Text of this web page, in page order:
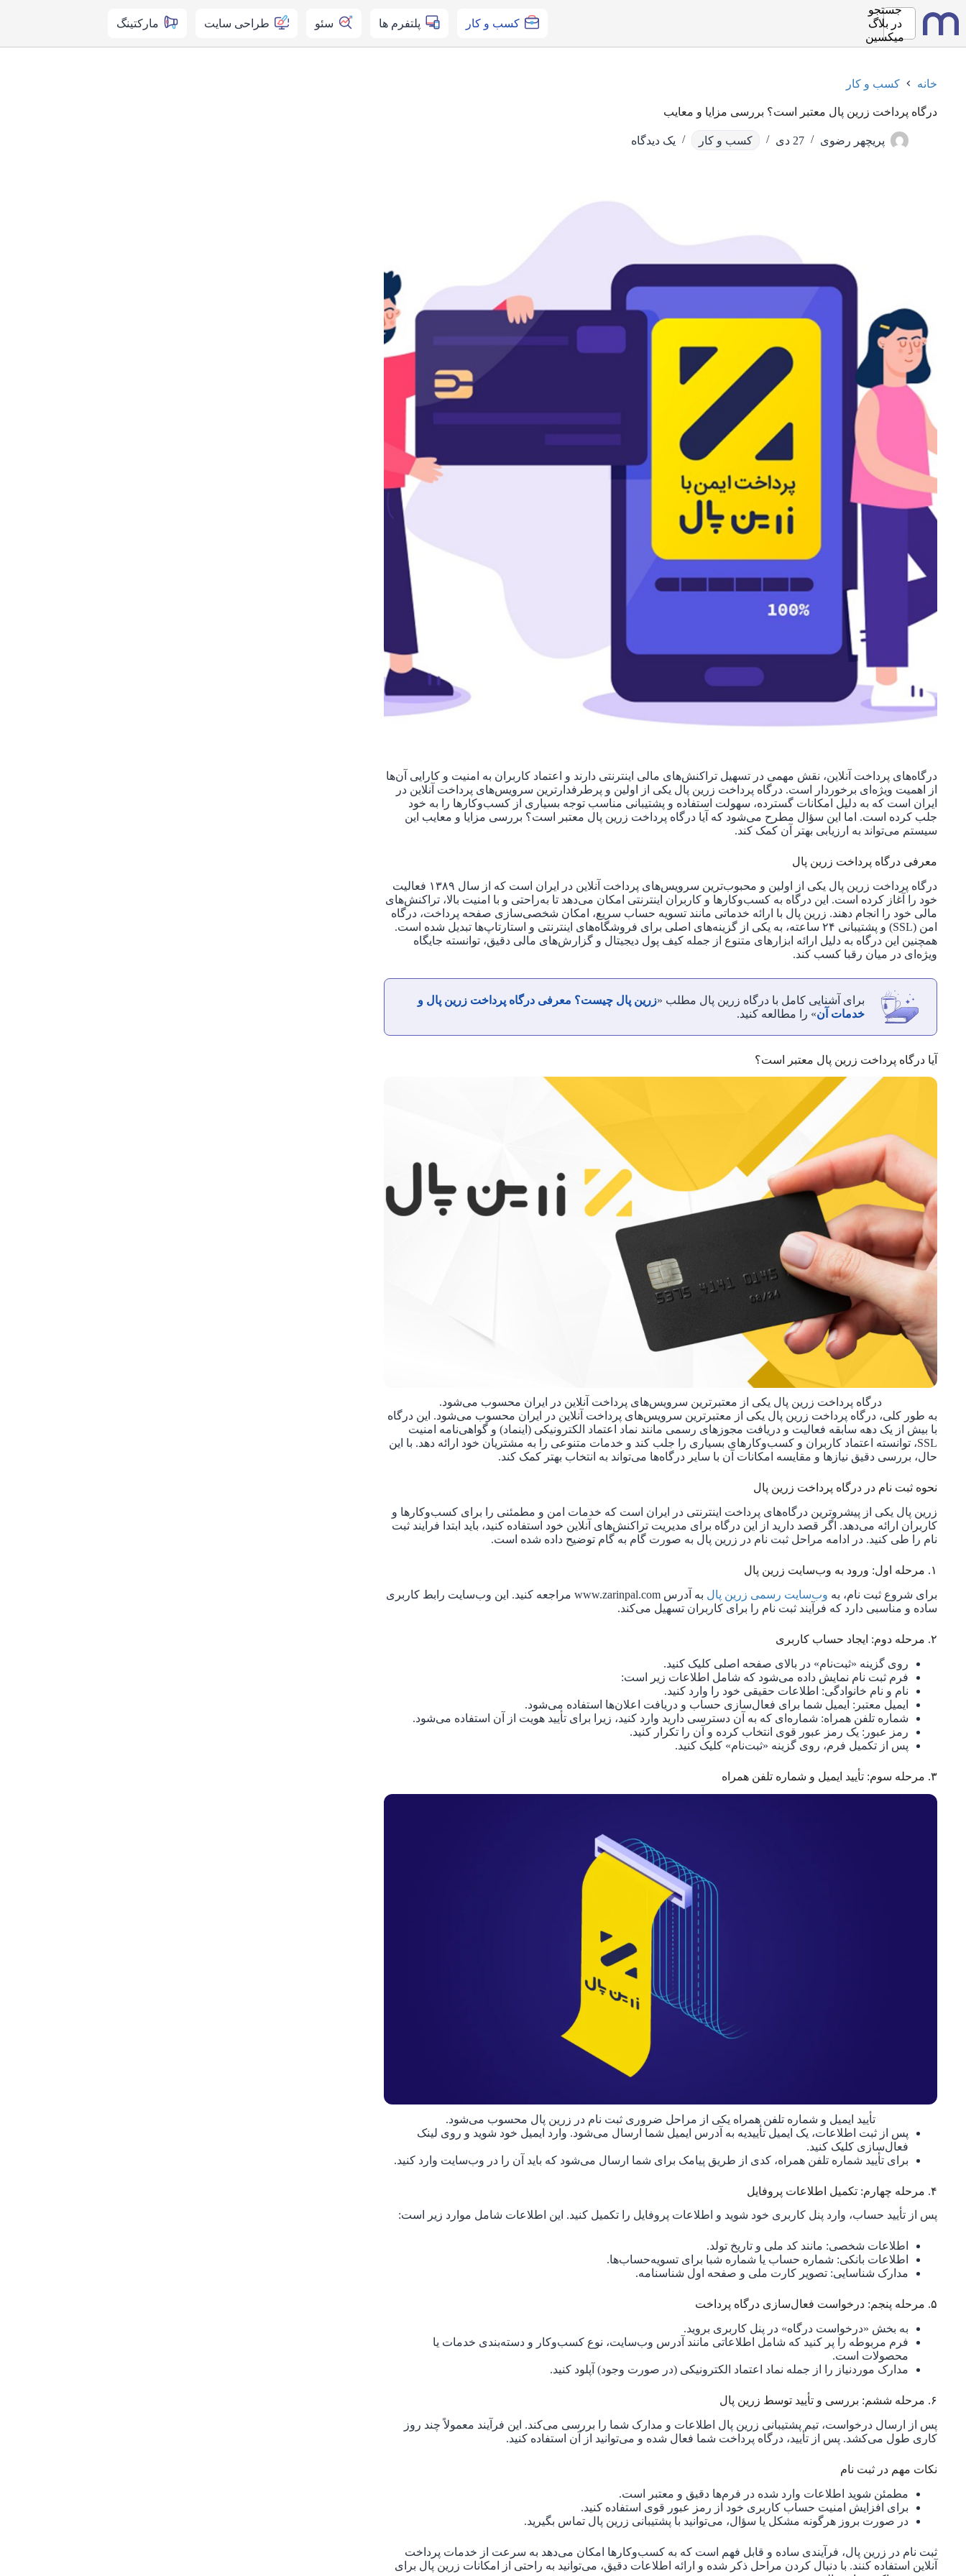
به
محتوا
جستجو
در بلاگ
میکسین
کسب و کار پلتفرم ها سئو طراحی سایت مارکتینگ
خانه کسب و کار
درگاه پرداخت زرین پال معتبر است؟ بررسی مزایا و معایب
پریچهر رضوی 27 دی کسب و کار یک دیدگاه
درگاه‌های پرداخت آنلاین، نقش مهمی در تسهیل تراکنش‌های مالی اینترنتی دارند و اعتماد کاربران به امنیت و کارایی آن‌ها
از اهمیت ویژه‌ای برخوردار است. درگاه پرداخت زرین پال یکی از اولین و پرطرفدارترین سرویس‌های پرداخت آنلاین در
ایران است که به دلیل امکانات گسترده، سهولت استفاده و پشتیبانی مناسب توجه بسیاری از کسب‌وکارها را به خود
جلب کرده است. اما این سؤال مطرح می‌شود که آیا درگاه پرداخت زرین پال معتبر است؟ بررسی مزایا و معایب این
سیستم می‌تواند به ارزیابی بهتر آن کمک کند.
معرفی درگاه پرداخت زرین پال
درگاه پرداخت زرین پال یکی از اولین و محبوب‌ترین سرویس‌های پرداخت آنلاین در ایران است که از سال ۱۳۸۹ فعالیت
خود را آغاز کرده است. این درگاه به کسب‌وکارها و کاربران اینترنتی امکان می‌دهد تا به‌راحتی و با امنیت بالا، تراکنش‌های
مالی خود را انجام دهند. زرین پال با ارائه خدماتی مانند تسویه حساب سریع، امکان شخصی‌سازی صفحه پرداخت، درگاه
امن (SSL) و پشتیبانی ۲۴ ساعته، به یکی از گزینه‌های اصلی برای فروشگاه‌های اینترنتی و استارتاپ‌ها تبدیل شده است.
همچنین این درگاه به دلیل ارائه ابزارهای متنوع از جمله کیف پول دیجیتال و گزارش‌های مالی دقیق، توانسته جایگاه
ویژه‌ای در میان رقبا کسب کند.
برای آشنایی کامل با درگاه زرین پال مطلب «زرین پال چیست؟ معرفی درگاه پرداخت زرین پال و
خدمات آن» را مطالعه کنید.
آیا درگاه پرداخت زرین پال معتبر است؟
درگاه پرداخت زرین پال یکی از معتبرترین سرویس‌های پرداخت آنلاین در ایران محسوب می‌شود.
به طور کلی، درگاه پرداخت زرین پال یکی از معتبرترین سرویس‌های پرداخت آنلاین در ایران محسوب می‌شود. این درگاه
با بیش از یک دهه سابقه فعالیت و دریافت مجوزهای رسمی مانند نماد اعتماد الکترونیکی (اینماد) و گواهی‌نامه امنیت
SSL، توانسته اعتماد کاربران و کسب‌وکارهای بسیاری را جلب کند و خدمات متنوعی را به مشتریان خود ارائه دهد. با این
حال، بررسی دقیق نیازها و مقایسه امکانات آن با سایر درگاه‌ها می‌تواند به انتخاب بهتر کمک کند.
نحوه ثبت نام در درگاه پرداخت زرین پال
زرین پال یکی از پیشروترین درگاه‌های پرداخت اینترنتی در ایران است که خدمات امن و مطمئنی را برای کسب‌وکارها و
کاربران ارائه می‌دهد. اگر قصد دارید از این درگاه برای مدیریت تراکنش‌های آنلاین خود استفاده کنید، باید ابتدا فرایند ثبت
نام را طی کنید. در ادامه مراحل ثبت نام در زرین پال به صورت گام به گام توضیح داده شده است.
۱. مرحله اول: ورود به وب‌سایت زرین پال
برای شروع ثبت نام، به وب‌سایت رسمی زرین پال
به آدرس www.zarinpal.com مراجعه کنید. این وب‌سایت رابط کاربری
ساده و مناسبی دارد که فرآیند ثبت نام را برای کاربران تسهیل می‌کند.
۲. مرحله دوم: ایجاد حساب کاربری
روی گزینه «ثبت‌نام» در بالای صفحه اصلی کلیک کنید.
فرم ثبت نام نمایش داده می‌شود که شامل اطلاعات زیر است:
نام و نام خانوادگی: اطلاعات حقیقی خود را وارد کنید.
ایمیل معتبر: ایمیل شما برای فعال‌سازی حساب و دریافت اعلان‌ها استفاده می‌شود.
شماره تلفن همراه: شماره‌ای که به آن دسترسی دارید وارد کنید، زیرا برای تأیید هویت از آن استفاده می‌شود.
رمز عبور: یک رمز عبور قوی انتخاب کرده و آن را تکرار کنید.
پس از تکمیل فرم، روی گزینه «ثبت‌نام» کلیک کنید.
۳. مرحله سوم: تأیید ایمیل و شماره تلفن همراه
تأیید ایمیل و شماره تلفن همراه یکی از مراحل ضروری ثبت نام در زرین پال محسوب می‌شود.
پس از ثبت اطلاعات، یک ایمیل تأییدیه به آدرس ایمیل شما ارسال می‌شود. وارد ایمیل خود شوید و روی لینک
فعال‌سازی کلیک کنید.
برای تأیید شماره تلفن همراه، کدی از طریق پیامک برای شما ارسال می‌شود که باید آن را در وب‌سایت وارد کنید.
۴. مرحله چهارم: تکمیل اطلاعات پروفایل
پس از تأیید حساب، وارد پنل کاربری خود شوید و اطلاعات پروفایل را تکمیل کنید. این اطلاعات شامل موارد زیر است:
اطلاعات شخصی: مانند کد ملی و تاریخ تولد.
اطلاعات بانکی: شماره حساب یا شماره شبا برای تسویه‌حساب‌ها.
مدارک شناسایی: تصویر کارت ملی و صفحه اول شناسنامه.
۵. مرحله پنجم: درخواست فعال‌سازی درگاه پرداخت
به بخش «درخواست درگاه» در پنل کاربری بروید.
فرم مربوطه را پر کنید که شامل اطلاعاتی مانند آدرس وب‌سایت، نوع کسب‌وکار و دسته‌بندی خدمات یا
محصولات است.
مدارک موردنیاز را از جمله نماد اعتماد الکترونیکی (در صورت وجود) آپلود کنید.
۶. مرحله ششم: بررسی و تأیید توسط زرین پال
پس از ارسال درخواست، تیم پشتیبانی زرین پال اطلاعات و مدارک شما را بررسی می‌کند. این فرآیند معمولاً چند روز
کاری طول می‌کشد. پس از تأیید، درگاه پرداخت شما فعال شده و می‌توانید از آن استفاده کنید.
نکات مهم در ثبت نام
مطمئن شوید اطلاعات وارد شده در فرم‌ها دقیق و معتبر است.
برای افزایش امنیت حساب کاربری خود از رمز عبور قوی استفاده کنید.
در صورت بروز هرگونه مشکل یا سؤال، می‌توانید با پشتیبانی زرین پال تماس بگیرید.
ثبت نام در زرین پال، فرآیندی ساده و قابل فهم است که به کسب‌وکارها امکان می‌دهد به سرعت از خدمات پرداخت
آنلاین استفاده کنند. با دنبال کردن مراحل ذکر شده و ارائه اطلاعات دقیق، می‌توانید به راحتی از امکانات زرین پال برای